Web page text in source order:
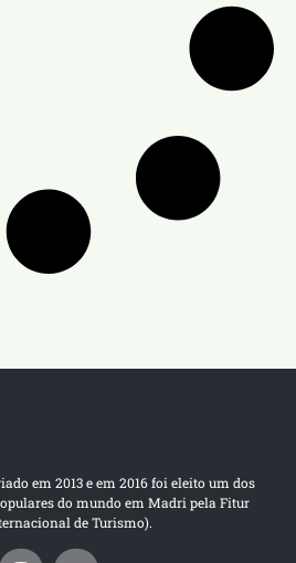
em 2013 e em 2016 foi eleito um dos
do mundo em Madri pela Fitur
de Turismo).